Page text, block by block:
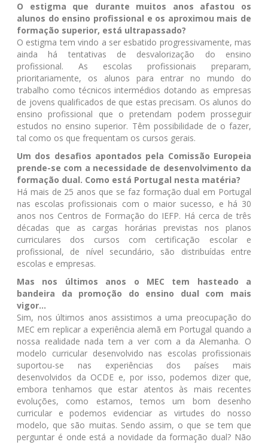
O estigma que durante muitos anos afastou os
alunos do ensino profissional e os aproximou mais de
formação superior, está ultrapassado?
O estigma tem vindo a ser esbatido progressivamente, mas
ainda há tentativas de desvalorização do ensino
profissional. As escolas profissionais preparam,
prioritariamente, os alunos para entrar no mundo do
trabalho como técnicos intermédios dotando as empresas
de jovens qualificados de que estas precisam. Os alunos do
ensino profissional que o pretendam podem prosseguir
estudos no ensino superior. Têm possibilidade de o fazer,
tal como os que frequentam os cursos gerais.
Um dos desafios apontados pela Comissão Europeia
prende-se com a necessidade de desenvolvimento da
formação dual. Como está Portugal nesta matéria?
Há mais de 25 anos que se faz formação dual em Portugal
nas escolas profissionais com o maior sucesso, e há 30
anos nos Centros de Formação do IEFP. Há cerca de três
décadas que as cargas horárias previstas nos planos
curriculares dos cursos com certificação escolar e
profissional, de nível secundário, são distribuídas entre
escolas e empresas.
Mas nos últimos anos o MEC tem hasteado a
bandeira da promoção do ensino dual com mais
vigor...
Sim, nos últimos anos assistimos a uma preocupação do
MEC em replicar a experiência alemã em Portugal quando a
nossa realidade nada tem a ver com a da Alemanha. O
modelo curricular desenvolvido nas escolas profissionais
suportou-se nas experiências dos países mais
desenvolvidos da OCDE e, por isso, podemos dizer que,
embora tenhamos que estar atentos às mais recentes
evoluções, como estamos, temos um bom desenho
curricular e podemos evidenciar as virtudes do nosso
modelo, que são muitas. Sendo assim, o que se tem que
perguntar é onde está a novidade da formação dual? Não